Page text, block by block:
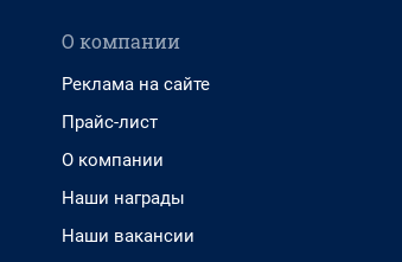
О компании
Реклама на сайте
Прайс-лист
О компании
Наши награды
Наши вакансии